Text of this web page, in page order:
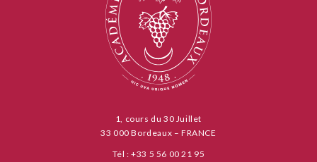
1, cours du 30 Juillet
33 000 Bordeaux – FRANCE
Tél : +33 5 56 00 21 95